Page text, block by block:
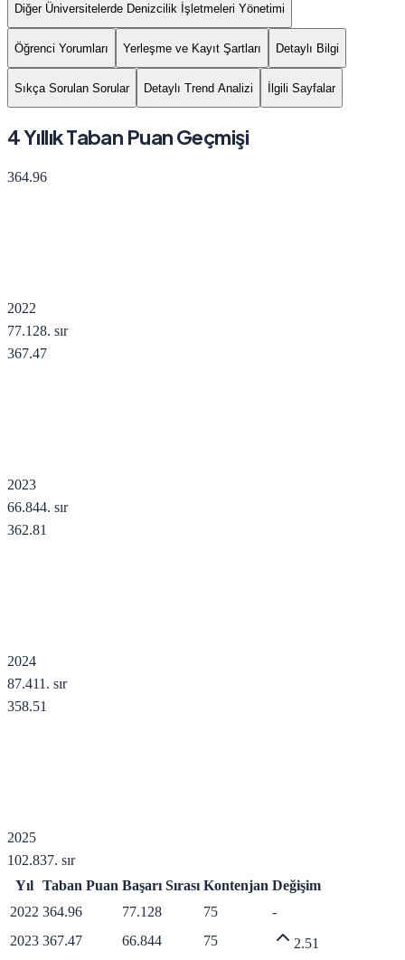
Diğer Üniversitelerde Denizcilik İşletmeleri Yönetimi
Öğrenci Yorumları Yerleşme ve Kayıt Şartları Detaylı Bilgi
Sıkça Sorulan Sorular Detaylı Trend Analizi İlgili Sayfalar
4 Yıllık Taban Puan Geçmişi
364.96
2022
77.128. sır
367.47
2023
66.844. sır
362.81
2024
87.411 . sır
358.51
2025
102.837. sır
Yıl Taban Puan Başarı Sırası Kontenjan Değişim
2022 364.96 77.128 75
-
2023 367.47 66.844 75
2.51